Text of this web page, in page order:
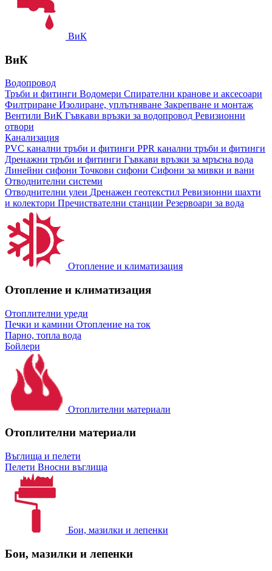
ВиК
ВиК
Водопровод
Тръби и фитинги Водомери Спирателни кранове и аксесоари
Филтриране Изолиране, уплътняване Закрепване и монтаж
Вентили ВиК Гъвкави връзки за водопровод Ревизионни
отвори
Канализация
PVC канални тръби и фитинги PPR канални тръби и фитинги
Дренажни тръби и фитинги Гъвкави връзки за мръсна вода
Линейни сифони Точкови сифони Сифони за мивки и вани
Отводнителни системи
Отводнителни улеи Дренажен геотекстил Ревизионни шахти
и колектори Пречиствателни станции Резервоари за вода
Отопление и климатизация
Отопление и климатизация
Отоплителни уреди
Печки и камини Отопление на ток
Парно, топла вода
Бойлери
Отоплителни материали
Отоплителни материали
Въглища и пелети
Пелети Вносни въглища
Бои, мазилки и лепенки
Бои, мазилки и лепенки